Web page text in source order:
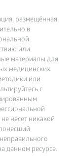
размещённая
в
или
материалы для
медицинских
или
с
несет никакой
данном ресурсе.